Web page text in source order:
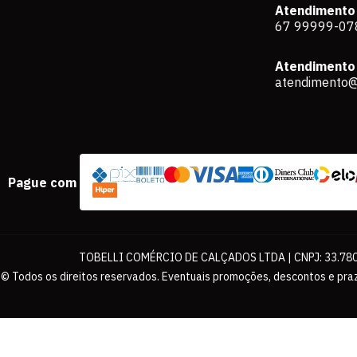
67 99999-
Atendimento
Pague com
TOBELLI COMÉRCIO DE CALÇADOS LTDA | CNPJ:
© Todos os direitos reservados. Eventuais promoções, descontos e